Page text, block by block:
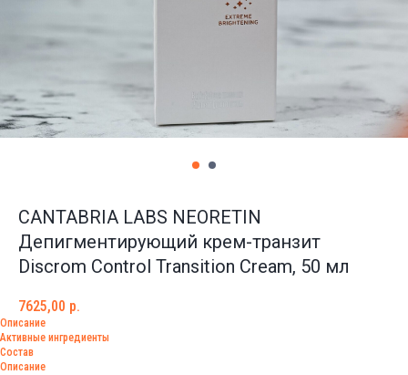
CANTABRIA LABS NEORETIN
Депигментирующий крем-транзит
Discrom Control Transition Cream, 50 мл
7625,00 р.
Описание
Активные ингредиенты
Состав
Описание